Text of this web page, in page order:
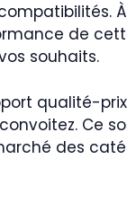
de
souhaits.
qualité-
Ce
des